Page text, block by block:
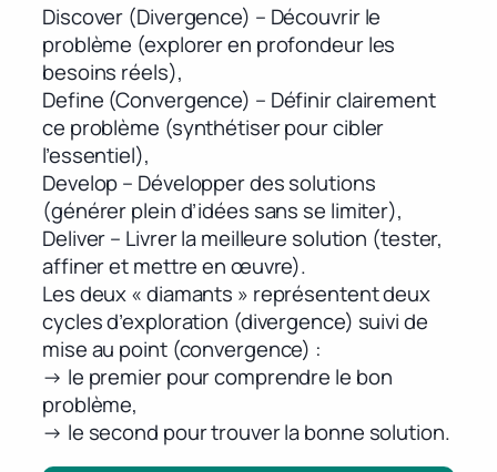
Discover (Divergence) – Découvrir le
problème (explorer en profondeur les
besoins réels),
Define (Convergence) – Définir clairement
ce problème (synthétiser pour cibler
l’essentiel),
Develop – Développer des solutions
(générer plein d’idées sans se limiter),
Deliver – Livrer la meilleure solution (tester,
affiner et mettre en œuvre).
Les deux « diamants » représentent deux
cycles d’exploration (divergence) suivi de
mise au point (convergence) :
→ le premier pour comprendre le bon
problème,
→ le second pour trouver la bonne solution.